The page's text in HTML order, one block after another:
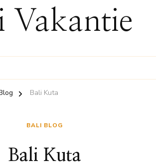
Vakantie
Bali Kuta
BALI BLOG
Bali Kuta